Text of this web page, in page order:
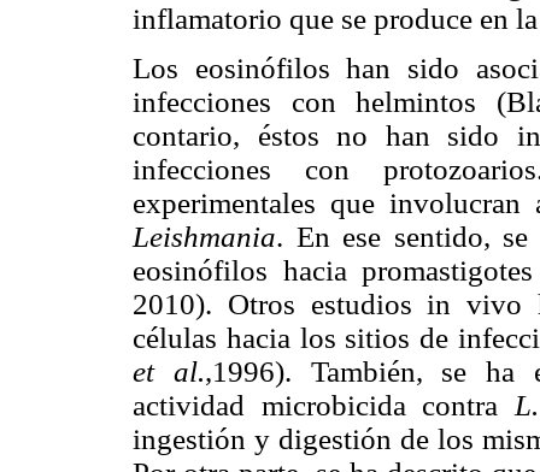
inflamatorio que se produce en
Los eosinófilos han sido
infecciones con helmintos
contario, éstos no han sido
infecciones con
experimentales que
Leishmania. En ese sentido,
eosinófilos hacia
2010). Otros estudios in vivo
células hacia los sitios de
et al.,1996). También, se ha
actividad microbicida contra
ingestión y digestión de los